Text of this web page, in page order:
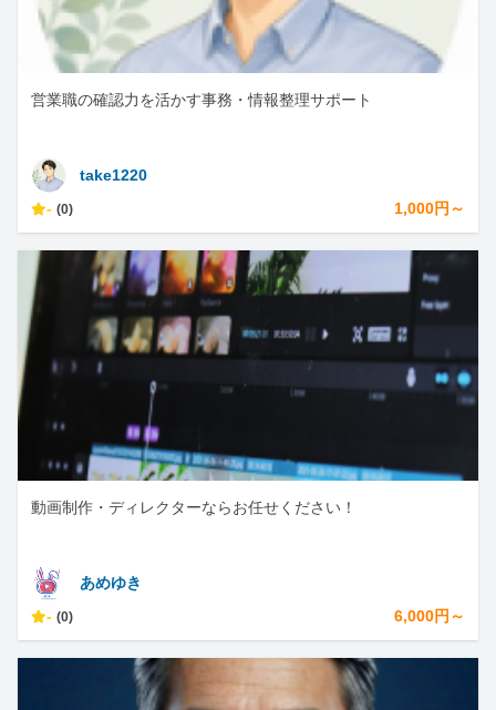
営業職の確認力を活かす事務・情報整理サポート
take1220
- (0) 1,000円～
動画制作・ディレクターならお任せください！
あめゆき
- (0) 6,000円～